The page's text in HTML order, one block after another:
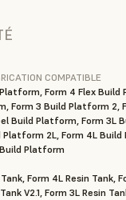
COMPATIBLE
Form 4 Flex Build
Form 3 Build Platform 2,
Build Platform, Form 3L
Platform 2L, Form 4L
Platform
Form 4L Resin Tank,
V2.1, Form 3L Resin